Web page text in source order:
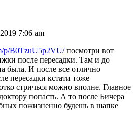
7:06 am
p/B0TzuU5p2VU/посмотри вот
после пересадки. Там и до
была. И после все отлично
пересадки кстати тоже
стричься можно вполне. Главное
попасть. А то после Бичера
пожизненно будешь в шапке